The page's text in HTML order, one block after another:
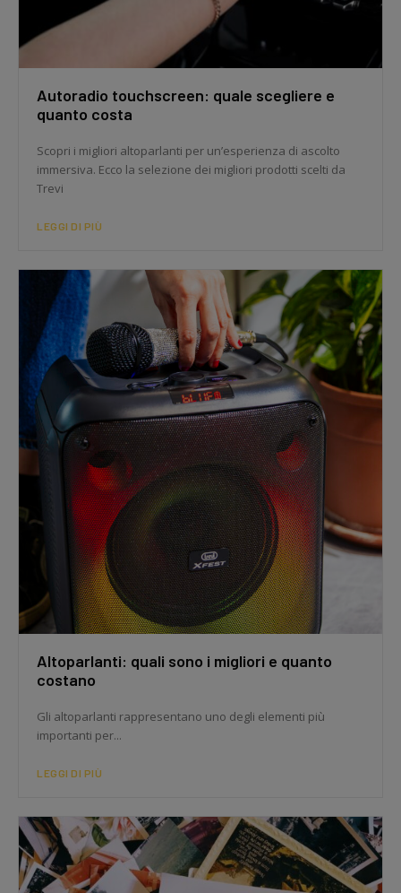
Autoradio touchscreen: quale scegliere e
quanto costa
Scopri i migliori altoparlanti per un’esperienza di ascolto
immersiva. Ecco la selezione dei migliori prodotti scelti da
Trevi
LEGGI DI PIÙ
Altoparlanti: quali sono i migliori e quanto
costano
Gli altoparlanti rappresentano uno degli elementi più
importanti per...
LEGGI DI PIÙ